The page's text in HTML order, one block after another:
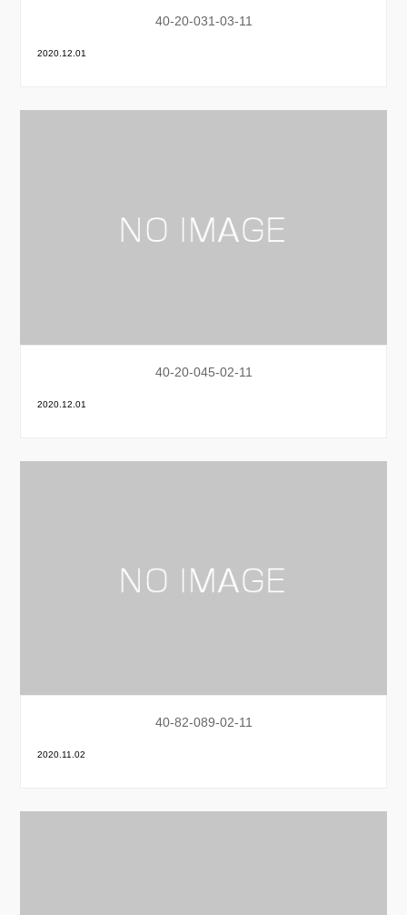
40-20-031-03-11
2020.12.01
40-20-045-02-11
2020.12.01
40-82-089-02-11
2020.11.02